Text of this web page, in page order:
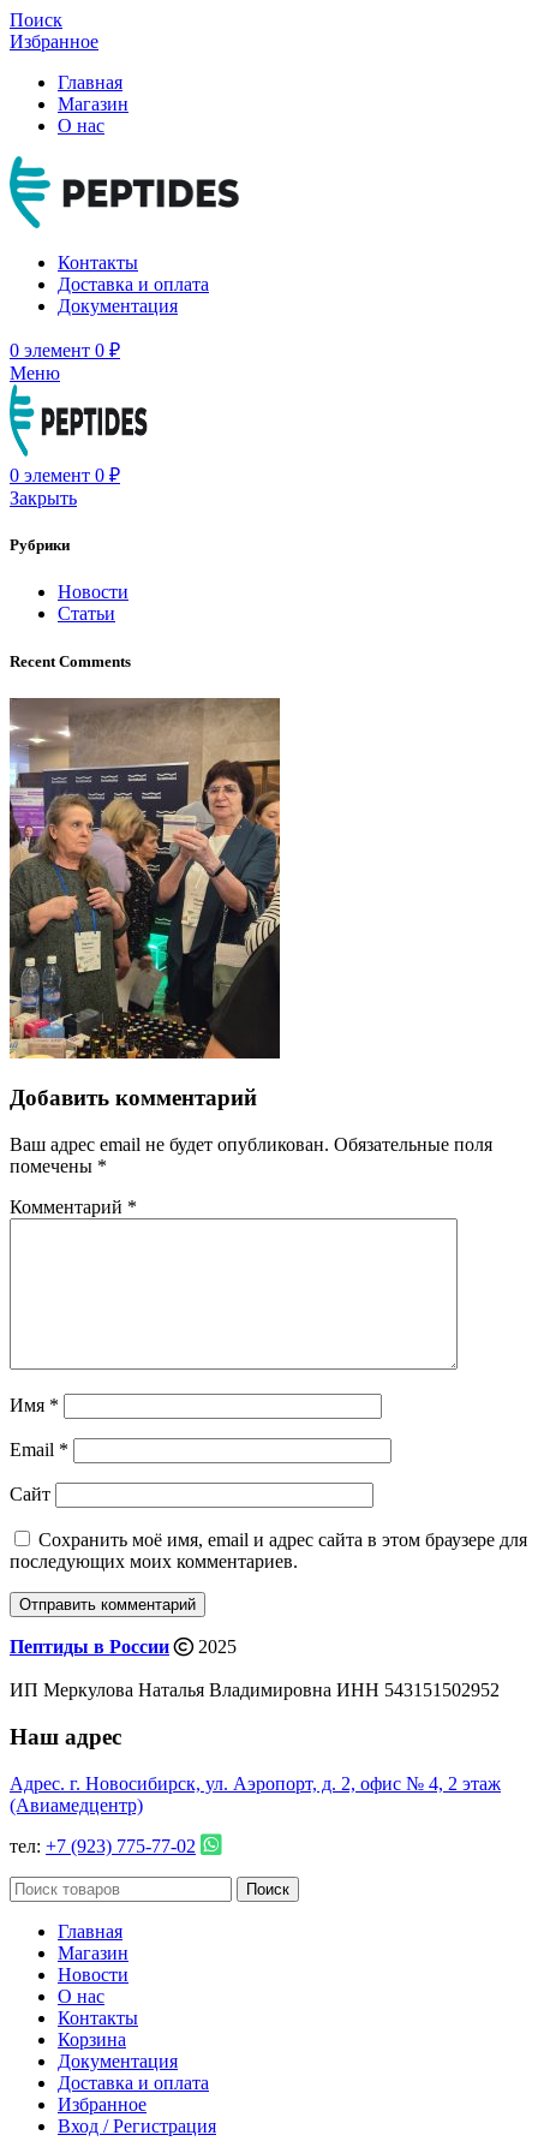
Поиск
Избранное
Главная
Магазин
О нас
Контакты
Доставка и оплата
Документация
0 элемент 0 ₽
Меню
0 элемент 0 ₽
Закрыть
Рубрики
Новости
Статьи
Recent Comments
Добавить комментарий
Ваш адрес email не будет опубликован. Обязательные поля
помечены *
Комментарий *
Имя *
Email *
Сайт
Сохранить моё имя, email и адрес сайта в этом браузере для
последующих моих комментариев.
Пептиды в России 2025
ИП Меркулова Наталья Владимировна ИНН 543151502952
Наш адрес
Адрес. г. Новосибирск, ул. Аэропорт, д. 2, офис № 4, 2 этаж
(Авиамедцентр)
тел: +7 (923) 775-77-02
Поиск
Главная
Магазин
Новости
О нас
Контакты
Корзина
Документация
Доставка и оплата
Избранное
Вход / Регистрация